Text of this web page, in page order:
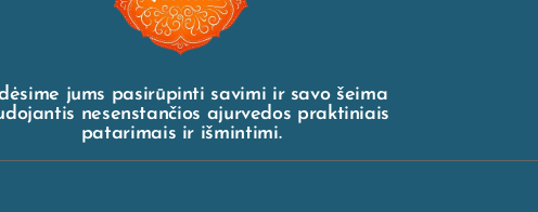
jums pasirūpinti savimi ir savo šeima
nesenstančios ajurvedos praktiniais
patarimais ir išmintimi.